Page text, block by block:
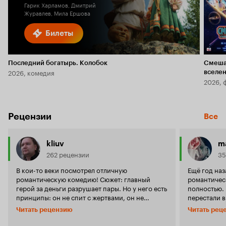
Билеты
Гарик Харламов, Дмитрий
Журавлев, Мила Ершова
Последний богатырь. Колобок
2026, комедия
2026,
Рецензии Все
kliuv
262 рецензии
В кои-то веки посмотрел отличную
романтическую комедию! Сюжет: главный
герой за деньги разрушает пары. Но у него есть
принципы: он не спит с жертвами, он не
разрушает пары которые счастливы, он это
делает только в том случае когда девушка
Читать рецензию
Ещё год
перестали
основном
Читать